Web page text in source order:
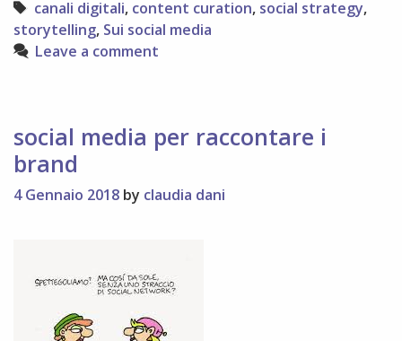
piattaforme
social
Tags
canali digitali, content curation, social strategy,
storytelling, Sui social media
Leave a comment
social media per raccontare i
brand
4 Gennaio 2018 by claudia dani